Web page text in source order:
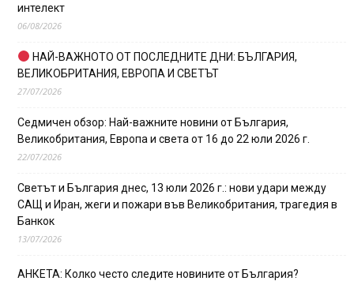
интелект
06/08/2026
НАЙ-ВАЖНОТО ОТ ПОСЛЕДНИТЕ ДНИ: БЪЛГАРИЯ,
ВЕЛИКОБРИТАНИЯ, ЕВРОПА И СВЕТЪТ
27/07/2026
Седмичен обзор: Най-важните новини от България,
Великобритания, Европа и света от 16 до 22 юли 2026 г.
22/07/2026
Светът и България днес, 13 юли 2026 г.: нови удари между
САЩ и Иран, жеги и пожари във Великобритания, трагедия в
Банкок
13/07/2026
АНКЕТА: Колко често следите новините от България?